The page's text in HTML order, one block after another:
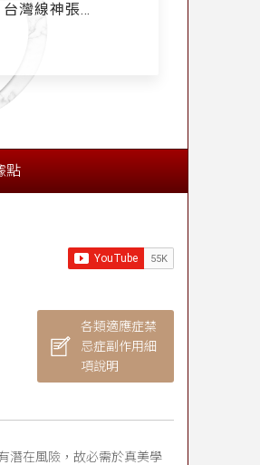
灣線神張光
點
各類適應症禁
忌症副作用細
項說明
潛在風險，故必需於真美學